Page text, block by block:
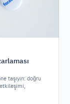
taşıyın: doğru